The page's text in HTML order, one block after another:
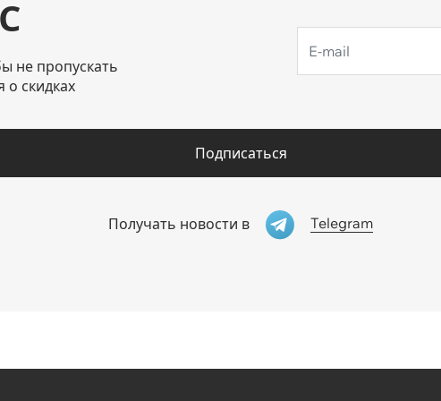
не пропускать
о скидках
Подписаться
Получать новости в Telegram